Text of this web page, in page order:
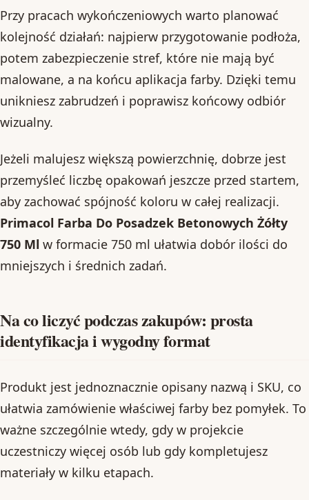
Przy pracach wykończeniowych warto planować
kolejność działań: najpierw przygotowanie podłoża,
potem zabezpieczenie stref, które nie mają być
malowane, a na końcu aplikacja farby. Dzięki temu
unikniesz zabrudzeń i poprawisz końcowy odbiór
wizualny.
Jeżeli malujesz większą powierzchnię, dobrze jest
przemyśleć liczbę opakowań jeszcze przed startem,
aby zachować spójność koloru w całej realizacji.
Primacol Farba Do Posadzek Betonowych Żółty
750 Ml w formacie 750 ml ułatwia dobór ilości do
mniejszych i średnich zadań.
Na co liczyć podczas zakupów: prosta
identyfikacja i wygodny format
Produkt jest jednoznacznie opisany nazwą i SKU, co
ułatwia zamówienie właściwej farby bez pomyłek. To
ważne szczególnie wtedy, gdy w projekcie
uczestniczy więcej osób lub gdy kompletujesz
materiały w kilku etapach.